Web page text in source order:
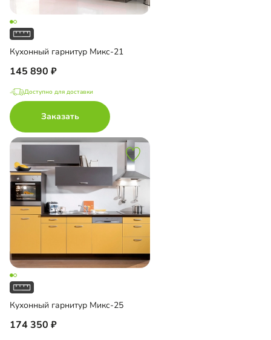
Кухонный гарнитур Микс-21
145 890
Доступно для доставки
Заказать
Кухонный гарнитур Микс-25
174 350